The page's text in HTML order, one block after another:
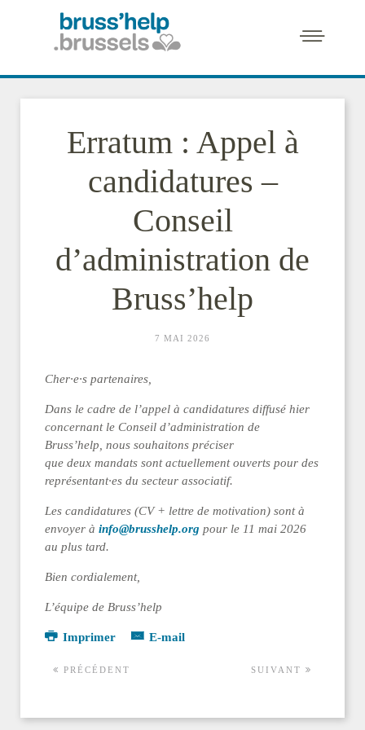
Erratum : Appel à
candidatures –
Conseil
d’administration de
Bruss’help
7 MAI 2026
Cher·e·s partenaires,
Dans le cadre de l’appel à candidatures diffusé hier
concernant le Conseil d’administration de
Bruss’help, nous souhaitons préciser
que deux mandats sont actuellement ouverts pour des
représentant·es du secteur associatif.
Les candidatures (CV + lettre de motivation) sont à
envoyer à info@brusshelp.org pour le 11 mai 2026
au plus tard.
Bien cordialement,
L’équipe de Bruss’help
Imprimer E-mail
PRÉCÉDENT SUIVANT